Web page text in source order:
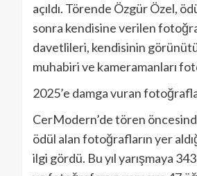
açıldı. Törende Özgür Özel,
sonra kendisine verilen
davetlileri, kendisinin
muhabiri ve kameramanları
2025’e damga vuran
CerModern’de tören
ödül alan fotoğrafların yer
ilgi gördü. Bu yıl yarışmaya